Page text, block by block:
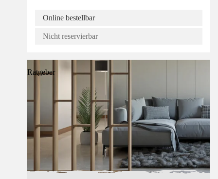
Online bestellbar
Nicht reservierbar
Ratgeber